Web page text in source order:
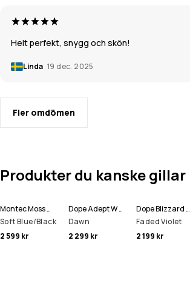
Helt perfekt, snygg och skön!
Linda 19 dec. 2025
Fler omdömen
Produkter du kanske gillar
Montec Moss W Skidjacka Kvinna
Soft Blue/Black
2 599 kr
Dope Adept W Skidjacka Kvinna
Dawn
2 299 kr
Dope Blizzard W Full Zip Snowboardjacka Kvinna
Faded Violet
2 199 kr